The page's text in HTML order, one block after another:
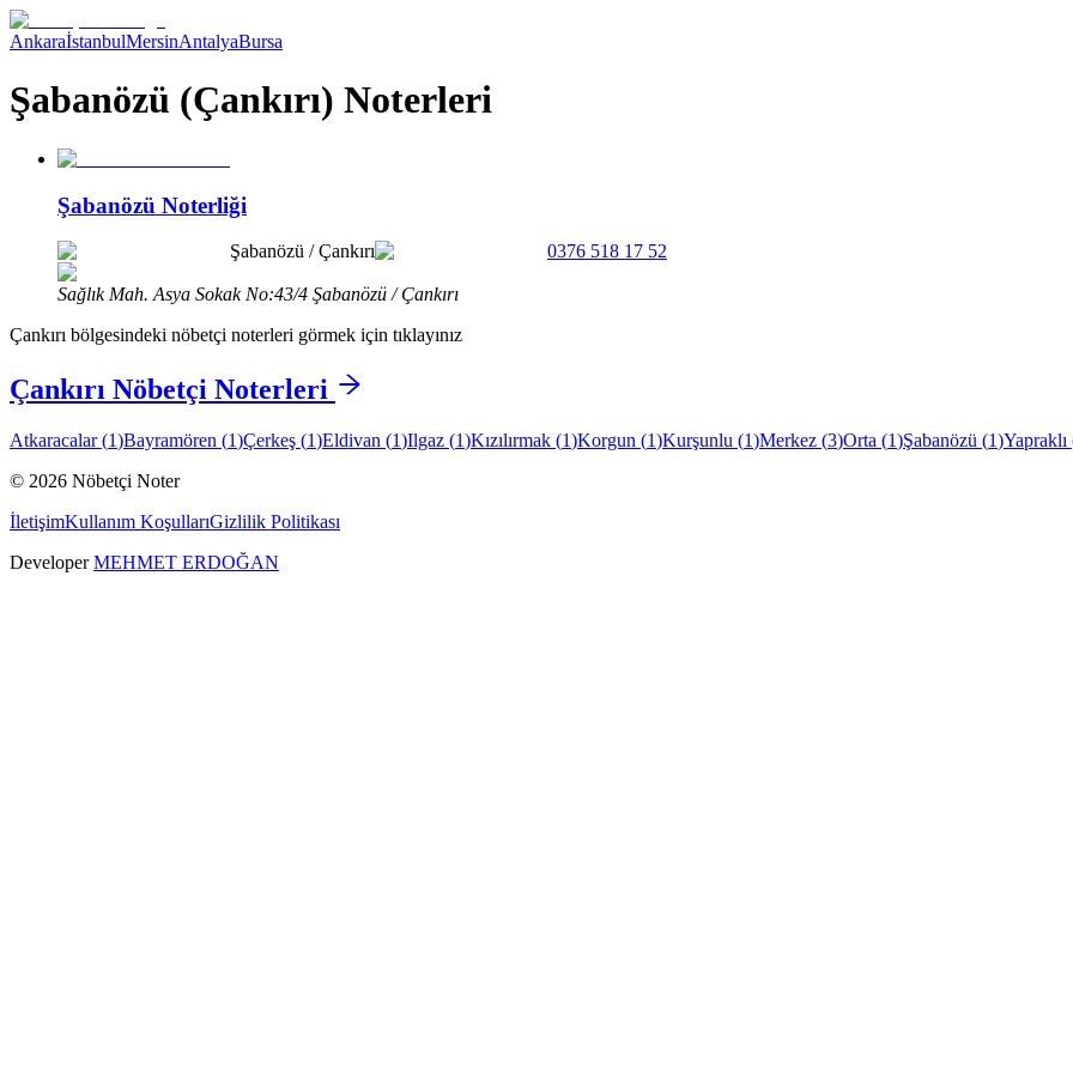
AnkaraİstanbulMersinAntalyaBursa
Şabanözü (Çankırı) Noterleri
Şabanözü Noterliği
Şabanözü /Çankırı 0376 518 17 52
Sağlık Mah. Asya Sokak No:43/4 Şabanözü / Çankırı
Çankırı bölgesindeki nöbetçi noterleri görmek için tıklayınız
Çankırı Nöbetçi Noterleri
Atkaracalar(1)Bayramören (1)Çerkeş (1)Eldivan (1)Ilgaz (1)Kızılırmak (1)Korgun (1)Kurşunlu (1)Merkez (3)Orta (1)Şabanözü (1)Yapraklı
© 2026 Nöbetçi Noter
İletişimKullanım KoşullarıGizlilik Politikası
DeveloperMEHMET ERDOĞAN